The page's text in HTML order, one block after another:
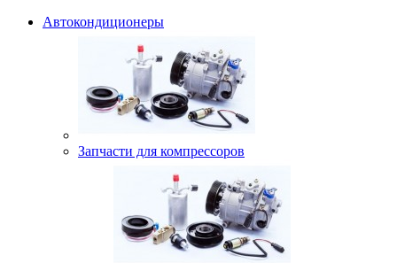
Автокондиционеры
Запчасти для компрессоров